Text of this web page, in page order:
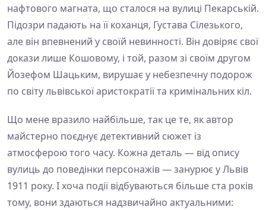
нафтового магната, що сталося на вулиці Пекарській.
Підозри падають на її коханця, Густава Сілезького,
але він впевнений у своїй невинності. Він довіряє свої
докази лише Кошовому, і той, разом зі своїм другом
Йозефом Шацьким, вирушає у небезпечну подорож
по світу львівської аристократії та кримінальних кіл.
Що мене вразило найбільше, так це те, як автор
майстерно поєднує детективний сюжет із
атмосферою того часу. Кожна деталь — від опису
вулиць до поведінки персонажів — занурює у Львів
1911 року. І хоча події відбуваються більше ста років
тому, вони здаються надзвичайно актуальними: